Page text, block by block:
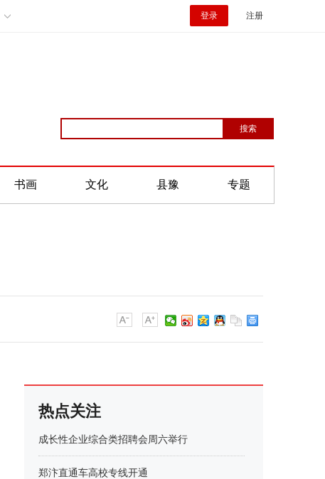
登录 注册
书画 文化 县豫 专题
热点关注
成长性企业综合类招聘会周六举行
郑汴直通车高校专线开通